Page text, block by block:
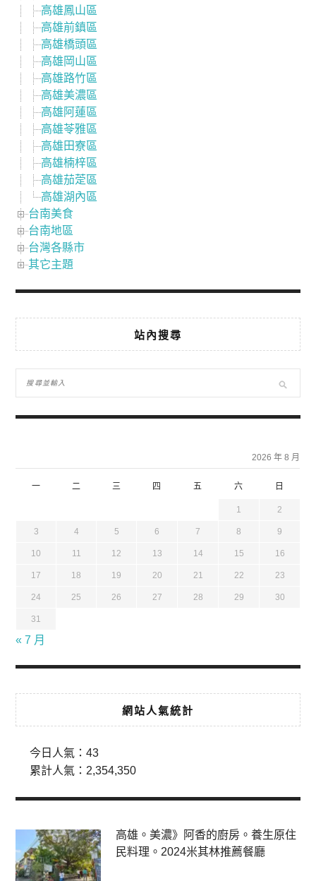
高雄鳳山區
高雄前鎮區
高雄橋頭區
高雄岡山區
高雄路竹區
高雄美濃區
高雄阿蓮區
高雄苓雅區
高雄田寮區
高雄楠梓區
高雄茄萣區
高雄湖內區
台南美食
台南地區
台灣各縣市
其它主題
站內搜尋
2026 年 8 月
一 二 三 四 五 六 日
1 2
3 4 5 6 7 8 9
10 11 12 13 14 15 16
17 18 19 20 21 22 23
24 25 26 27 28 29 30
31
« 7 月
網站人氣統計
今日人氣：43
累計人氣： 2,354,350
高雄。美濃》阿香的廚房。養生原住
民料理。2024米其林推薦餐廳